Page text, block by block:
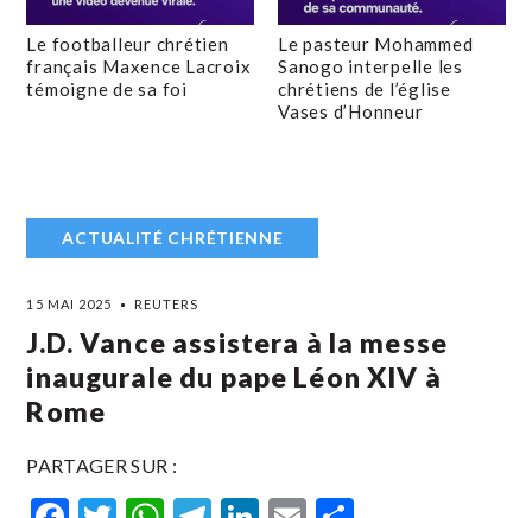
Le footballeur chrétien
français Maxence Lacroix
témoigne de sa foi
Le pasteur Mohammed
Sanogo interpelle les
chrétiens de l’église
Vases d’Honneur
ACTUALITÉ CHRÉTIENNE
15 MAI 2025 REUTERS
J.D. Vance assistera à la messe
inaugurale du pape Léon XIV à
Rome
PARTAGER SUR :